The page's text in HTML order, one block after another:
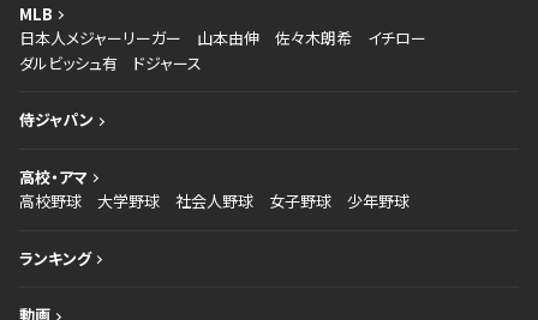
MLB
日本人メジャーリーガー
山本由伸 佐々木朗希
イチロー
ダルビッシュ有
ドジャース
侍ジャパン
高校・アマ
高校野球
大学野球 社会人野球 女子野球 少年野球
ランキング
動画